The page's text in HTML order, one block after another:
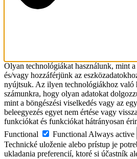
Olyan technológiákat használunk, mint
és/vagy hozzáférjünk az
nyújtsuk. Az ilyen technológiákhoz való
számunkra, hogy olyan adatokat
mint a böngészési viselkedés vagy az
beleegyezés egyet nem értése vagy
funkciókat és funkciókat hátrányosan
Functional
Functional Always active
Technické uloženie alebo prístup je
ukladania preferencií, ktoré si účastník